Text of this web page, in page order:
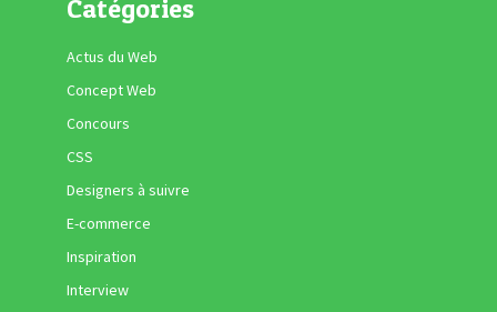
Catégories
Actus du Web
Concept Web
Concours
CSS
Designers à suivre
E-commerce
Inspiration
Interview